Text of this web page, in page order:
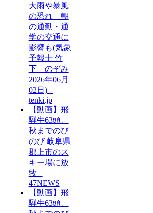
大雨や暴風
の恐れ 朝
の通勤・通
学の交通に
影響も(気象
予報士 竹
下 のぞみ
2026年06月
02日) –
tenki.jp
【動画】飛
騨牛63頭、
秋までのび
のび 岐阜県
郡上市のス
キー場に放
牧 –
47NEWS
【動画】飛
騨牛63頭、